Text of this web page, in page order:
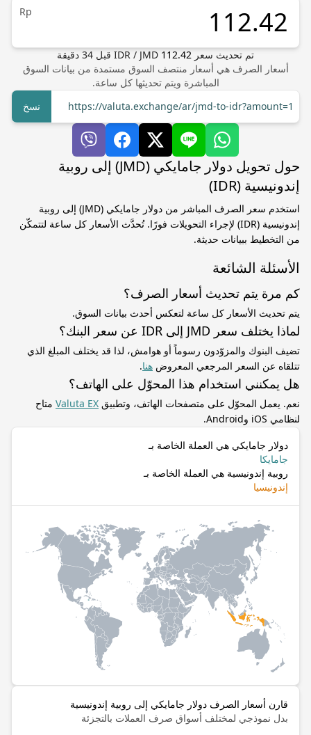
Rp
تم تحديث سعر IDR / JMD 112.42 قبل 34 دقيقة
أسعار الصرف هي أسعار منتصف السوق مستمدة من بيانات السوق
المباشرة ويتم تحديثها كل ساعة.
https://valuta.exchange/ar/jmd-to-idr?amount=1
نسخ
حول تحويل دولار جامايكي (JMD) إلى روبية
إندونيسية (IDR)
استخدم سعر الصرف المباشر من دولار جامايكي (JMD) إلى روبية
إندونيسية (IDR) لإجراء التحويلات فورًا. تُحدَّث الأسعار كل ساعة لتتمكّن
من التخطيط ببيانات حديثة.
الأسئلة الشائعة
كم مرة يتم تحديث أسعار الصرف؟
يتم تحديث الأسعار كل ساعة لتعكس أحدث بيانات السوق.
لماذا يختلف سعر JMD إلى IDR عن سعر البنك؟
تضيف البنوك والمزوّدون رسوماً أو هوامش، لذا قد يختلف المبلغ الذي
تتلقاه عن السعر المرجعي المعروض هنا.
هل يمكنني استخدام هذا المحوّل على الهاتف؟
نعم. يعمل المحوّل على متصفحات الهاتف، وتطبيق Valuta EX متاح
لنظامي iOS وAndroid.
دولار جامايكي هي العملة الخاصة بـ
جامايكا
روبية إندونيسية هي العملة الخاصة بـ
إندونيسيا
قارن أسعار الصرف دولار جامايكي إلى روبية إندونيسية
بدل نموذجي لمختلف أسواق صرف العملات بالتجزئة